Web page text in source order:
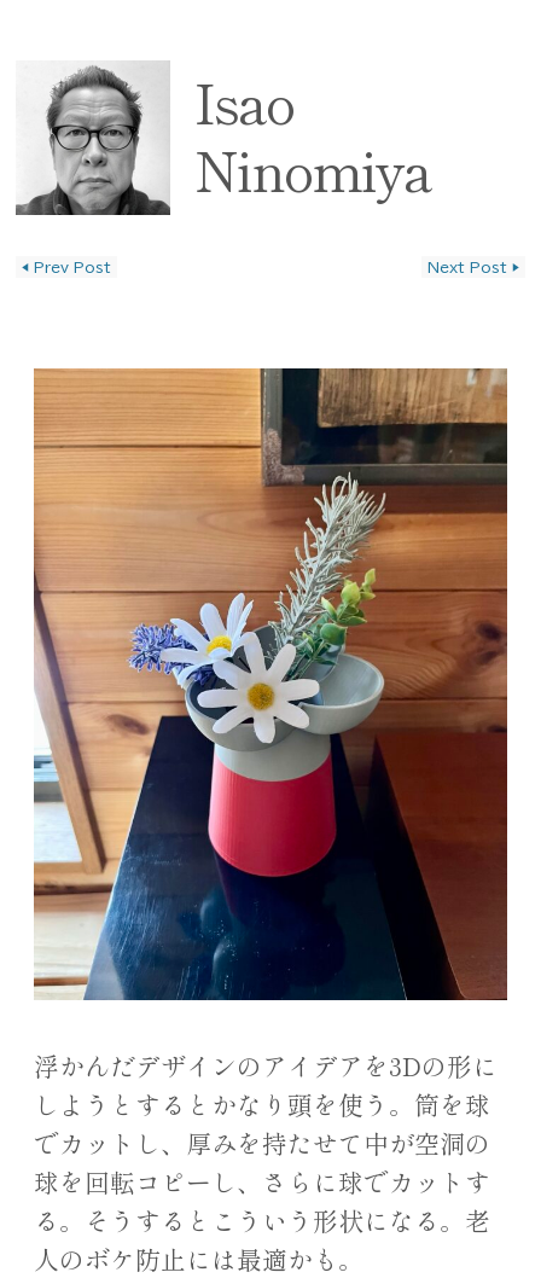
Isao
Ninomiya
◀ Prev Post Next Post ▶
浮かんだデザインのアイデアを3Dの形に
しようとするとかなり頭を使う。筒を球
でカットし、厚みを持たせて中が空洞の
球を回転コピーし、さらに球でカットす
る。そうするとこういう形状になる。老
人のボケ防止には最適かも。